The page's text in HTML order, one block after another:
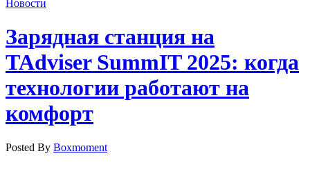
Новости
Зарядная станция на
TAdviser SummIT 2025: когда
технологии работают на
комфорт
Posted By Boxmoment